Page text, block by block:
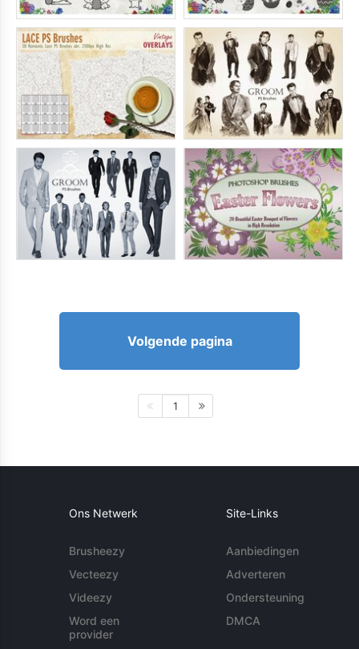
Volgende pagina
1
Ons Netwerk
Brusheezy
Vecteezy
Videezy
Word een
provider
Site-Links
Aanbiedingen
Adverteren
Ondersteuning
DMCA